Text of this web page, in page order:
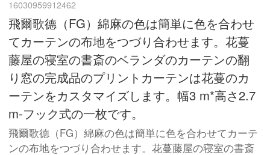
16030959912462
飛爾歌德（FG）綿麻の色は簡単に色を合わせ
てカーテンの布地をつづり合わせます。花蔓
藤屋の寝室の書斎のベランダのカーテンの翻
り窓の完成品のプリントカーテンは花蔓のカ
ーテンをカスタマイズします。幅3 m*高さ2.7
m-フック式の一枚です。
飛爾歌德（FG）綿麻の色は簡単に色を合わせてカーテ
ンの布地をつづり合わせます。花蔓藤屋の寝室の書斎